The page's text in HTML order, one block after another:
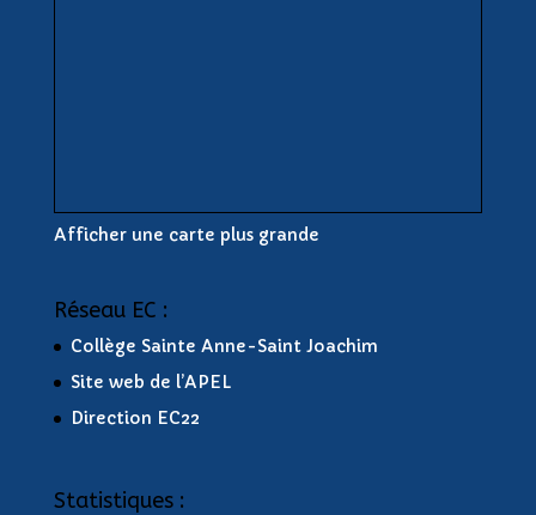
Afficher une carte plus grande
Réseau EC :
Collège Sainte Anne-Saint Joachim
Site web de l’APEL
Direction EC22
Statistiques :